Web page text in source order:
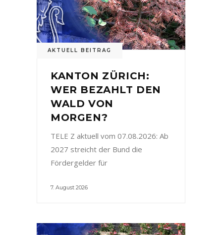
AKTUELL BEITRAG
KANTON ZÜRICH:
WER BEZAHLT DEN
WALD VON
MORGEN?
TELE Z aktuell vom 07.08.2026: Ab
2027 streicht der Bund die
Fördergelder für
7. August 2026